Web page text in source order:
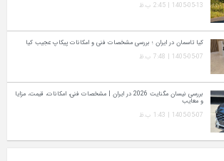
1405-05-13 | 2:45 ب.ظ
کیا تاسمان در ایران ؛ بررسی مشخصات فنی و امکانات پیکاپ عجیب کیا
1405-05-07 | 7:48 ب.ظ
بررسی نیسان مگنایت 2026 در ایران | مشخصات فنی، امکانات، قیمت، مزایا
و معایب
1405-05-07 | 1:43 ب.ظ